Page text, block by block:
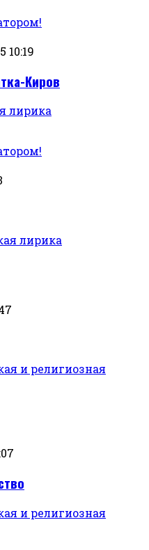
10:19
Киров
лирика
лирика
и религиозная
и религиозная